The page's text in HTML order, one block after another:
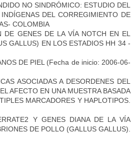
NO SINDRÓMICO: ESTUDIO DEL
DEL CORREGIMIENTO DE
COLOMBIA
DE GENES DE LA VÍA NOTCH EN EL
GALLUS) EN LOS ESTADIOS HH 34 -
DE PIEL (Fecha de inicio: 2006-06-
ASOCIADAS A DESORDENES DEL
AFECTO EN UNA MUESTRA BASADA
MARCADORES Y HAPLOTIPOS.
Y GENES DIANA DE LA VÍA
DE POLLO (GALLUS GALLUS).